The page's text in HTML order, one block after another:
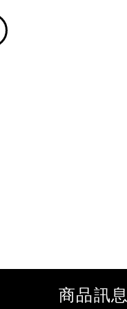
商品訊息